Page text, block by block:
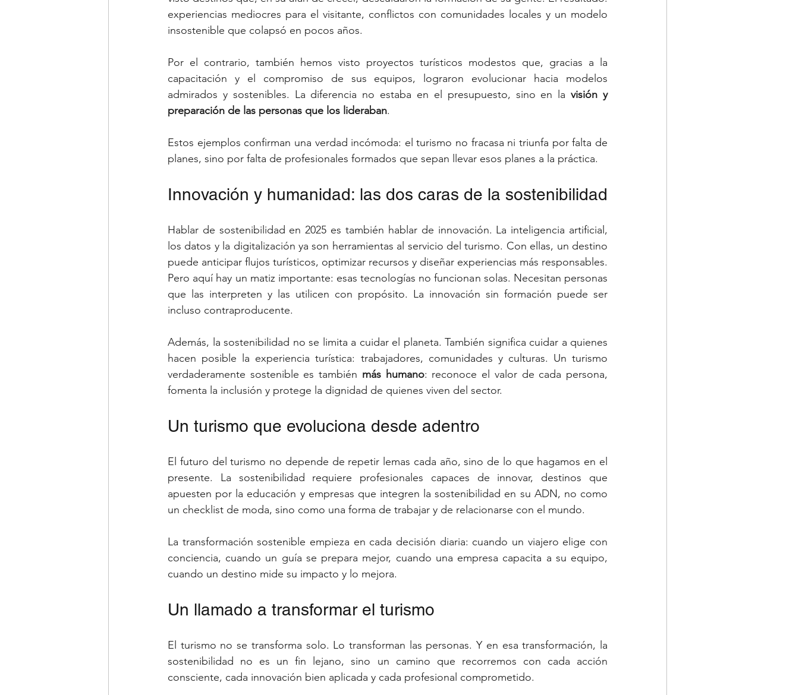
experiencias mediocres para el visitante, conflictos con comunidades locales y un modelo
insostenible que colapsó en pocos años.
Por el contrario, también hemos visto proyectos turísticos modestos que, gracias a la
capacitación y el compromiso de sus equipos, lograron evolucionar hacia modelos
admirados y sostenibles. La diferencia no estaba en el presupuesto, sino en la visión y
preparación de las personas que los lideraban.
Estos ejemplos confirman una verdad incómoda: el turismo no fracasa ni triunfa por falta de
planes, sino por falta de profesionales formados que sepan llevar esos planes a la práctica.
Innovación y humanidad: las dos caras de la sostenibilidad
Hablar de sostenibilidad en 2025 es también hablar de innovación. La inteligencia artificial,
los datos y la digitalización ya son herramientas al servicio del turismo. Con ellas, un destino
puede anticipar flujos turísticos, optimizar recursos y diseñar experiencias más responsables.
Pero aquí hay un matiz importante: esas tecnologías no funcionan solas. Necesitan personas
que las interpreten y las utilicen con propósito. La innovación sin formación puede ser
incluso contraproducente.
Además, la sostenibilidad no se limita a cuidar el planeta. También significa cuidar a quienes
hacen posible la experiencia turística: trabajadores, comunidades y culturas. Un turismo
verdaderamente sostenible es también más humano: reconoce el valor de cada persona,
fomenta la inclusión y protege la dignidad de quienes viven del sector.
Un turismo que evoluciona desde adentro
El futuro del turismo no depende de repetir lemas cada año, sino de lo que hagamos en el
presente. La sostenibilidad requiere profesionales capaces de innovar, destinos que
apuesten por la educación y empresas que integren la sostenibilidad en su ADN, no como
un checklist de moda, sino como una forma de trabajar y de relacionarse con el mundo.
La transformación sostenible empieza en cada decisión diaria: cuando un viajero elige con
conciencia, cuando un guía se prepara mejor, cuando una empresa capacita a su equipo,
cuando un destino mide su impacto y lo mejora.
Un llamado a transformar el turismo
El turismo no se transforma solo. Lo transforman las personas. Y en esa transformación, la
sostenibilidad no es un fin lejano, sino un camino que recorremos con cada acción
consciente, cada innovación bien aplicada y cada profesional comprometido.